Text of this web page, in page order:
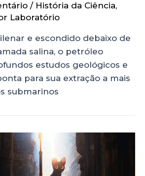
/ História da Ciência,
Laboratório
e escondido debaixo de
salina, o petróleo
estudos geológicos e
para sua extração a mais
submarinos